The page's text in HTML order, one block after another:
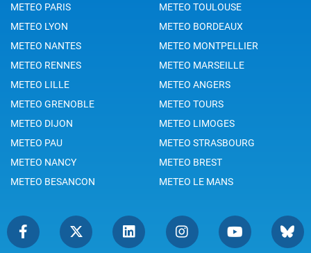
METEO PARIS
METEO TOULOUSE
METEO LYON
METEO BORDEAUX
METEO NANTES
METEO MONTPELLIER
METEO RENNES
METEO MARSEILLE
METEO LILLE
METEO ANGERS
METEO GRENOBLE
METEO TOURS
METEO DIJON
METEO LIMOGES
METEO PAU
METEO STRASBOURG
METEO NANCY
METEO BREST
METEO BESANCON
METEO LE MANS